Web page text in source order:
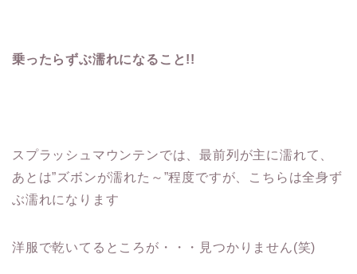
乗ったらずぶ濡れになること!!
スプラッシュマウンテンでは、最前列が主に濡れて、
あとは”ズボンが濡れた～”程度ですが、こちらは全身ず
ぶ濡れになります
洋服で乾いてるところが・・・見つかりません(笑)